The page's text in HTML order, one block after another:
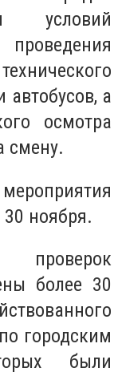
условий
автобусов, а
осмотра
смену.
ноября.
проверок
более 30
городским
были